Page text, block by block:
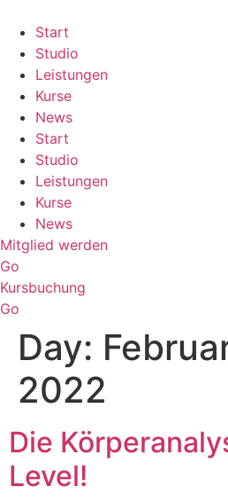
content
Start
Studio
Leistungen
Kurse
News
Start
Studio
Leistungen
Kurse
News
Mitglied werden
Go
Kursbuchung
Go
Day:
2022
Die
Level!